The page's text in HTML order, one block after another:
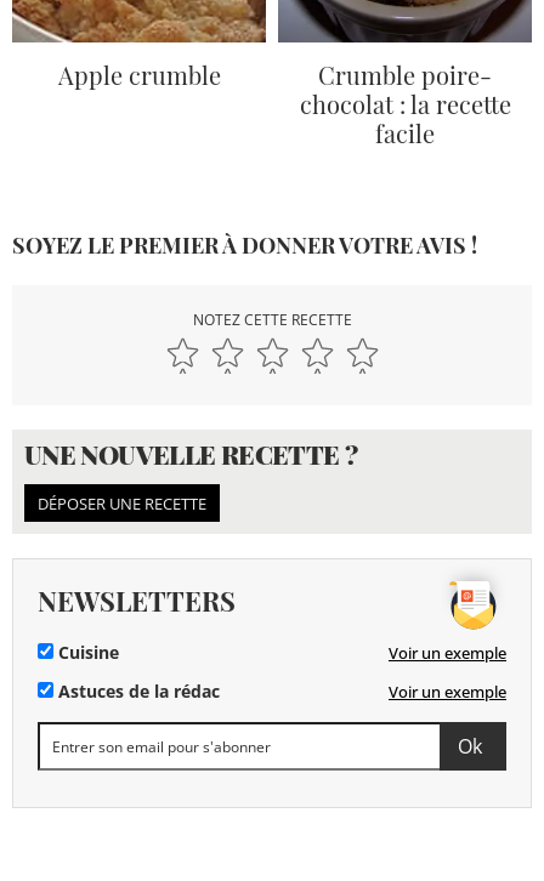
Apple crumble
Crumble poire-
chocolat : la recette
facile
SOYEZ LE PREMIER À DONNER VOTRE AVIS !
NOTEZ CETTE RECETTE
UNE NOUVELLE RECETTE ?
DÉPOSER UNE RECETTE
NEWSLETTERS
Cuisine Voir un exemple
Astuces de la rédac Voir un exemple